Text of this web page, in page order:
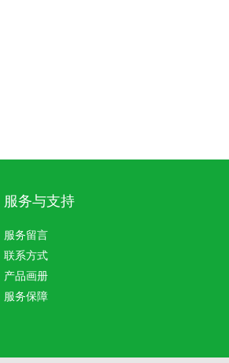
服务与支持
服务留言
联系方式
产品画册
服务保障